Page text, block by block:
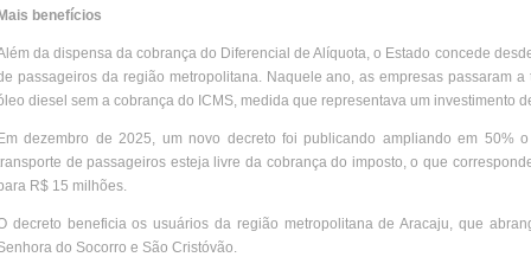
benefícios
da dispensa da cobrança do Diferencial de Alíquota, o Estado concede
passageiros da região metropolitana. Naquele ano, as empresas passaram
diesel sem a cobrança do ICMS, medida que representava um investimento
dezembro de 2025, um novo decreto foi publicando ampliando em 50%
de passageiros esteja livre da cobrança do imposto, o que
R$ 15 milhões.
decreto beneficia os usuários da região metropolitana de Aracaju, que
do Socorro e São Cristóvão.